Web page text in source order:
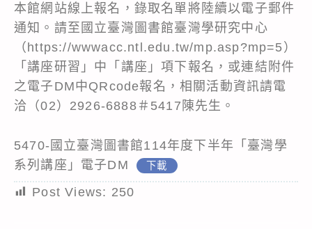
本館網站線上報名，錄取名單將陸續以電子郵件
通知。請至國立臺灣圖書館臺灣學研究中心
（https://wwwacc.ntl.edu.tw/mp.asp?mp=5）
「講座研習」中「講座」項下報名，或連結附件
之電子DM中QRcode報名，相關活動資訊請電
洽（02）2926-6888＃5417陳先生。
5470-國立臺灣圖書館114年度下半年「臺灣學
系列講座」電子DM
下載
Post Views: 250